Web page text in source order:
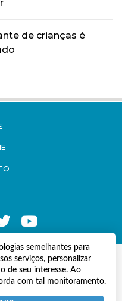
semelhantes para
serviços, personalizar
de seu interesse. Ao
com tal monitoramento.
de crianças é
do Caparaó.